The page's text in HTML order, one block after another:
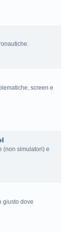
screen e
(non simulatori) e
giusto dove